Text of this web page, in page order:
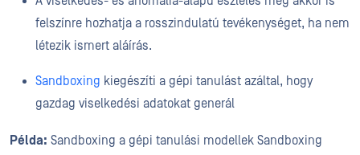
felszínre hozhatja a rosszindulatú tevékenységet, ha nem
létezik ismert aláírás.
Sandboxing kiegészíti a gépi tanulást azáltal, hogy
gazdag viselkedési adatokat generál
Példa: Sandboxing a gépi tanulási modellek Sandboxing